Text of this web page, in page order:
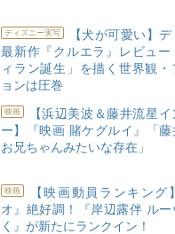
ディズニー実写
【犬が可愛い】
最新作『クルエラ』レビュー
ィラン誕生」を描く世界観・
ョンは圧巻
映画
【浜辺美波＆藤井流星イ
ー】『映画 賭ケグルイ』「藤
お兄ちゃんみたいな存在」
映画
【映画動員ランキング
オ』絶好調！『岸辺露伴 ルー
く』が新たにランクイン！